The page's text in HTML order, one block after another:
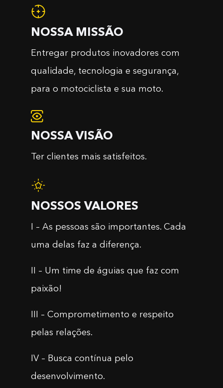
NOSSA MISSÃO
Entregar produtos inovadores com
qualidade, tecnologia e segurança,
para o motociclista e sua moto.
NOSSA VISÃO
Ter clientes mais satisfeitos.
NOSSOS VALORES
I – As pessoas são importantes. Cada
uma delas faz a diferença.
II – Um time de águias que faz com
paixão!
III – Comprometimento e respeito
pelas relações.
IV – Busca contínua pelo
desenvolvimento.